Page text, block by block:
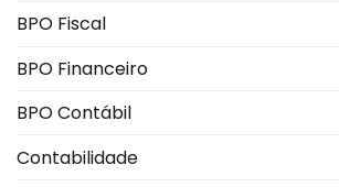
BPO Fiscal
BPO Financeiro
BPO Contábil
Contabilidade